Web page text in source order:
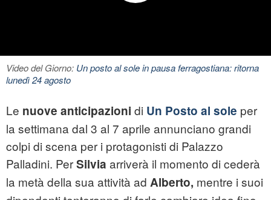
Video del Giorno: Un posto al sole in pausa ferragostiana: ritorna
lunedì 24 agosto
Le nuove anticipazioni di Un Posto al sole per
la settimana dal 3 al 7 aprile annunciano grandi
colpi di scena per i protagonisti di Palazzo
Palladini. PerSilvia arriverà il momento di cederà
la metà della sua attività ad Alberto, mentre i suoi